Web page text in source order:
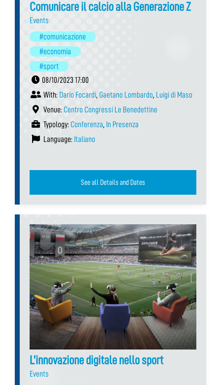
Comunicare il calcio alla Generazione Z
Events
#comunicazione
#economia
#sport
08/10/2023 17:00
With: Dario Focardi, Gaetano Lombardo, Luigi di Maso
Venue: Centro Congressi Le Benedettine
Typology: Conferenza, In Presenza
Language: Italiano
See all Details and Dates
L’innovazione digitale nello sport
Events